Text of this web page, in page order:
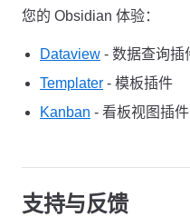
您的 Obsidian 体验：
Dataview - 数据查询插
Templater - 模板插件
Kanban - 看板视图插件
支持与反馈